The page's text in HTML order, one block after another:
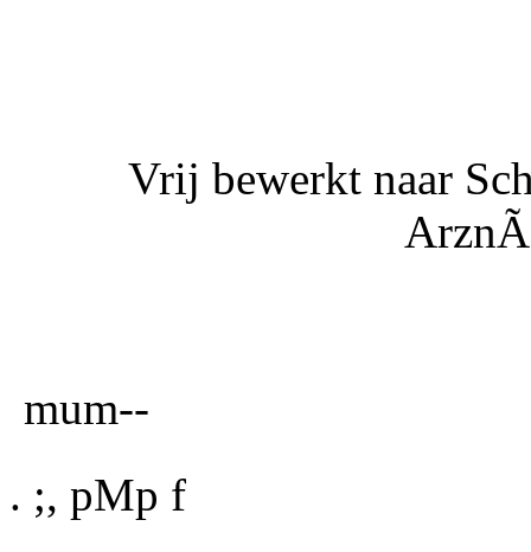
Vrij bewerkt naar
mum--
. ;, pMp f